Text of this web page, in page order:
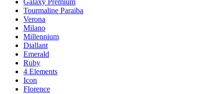
Galaxy Premium
Tourmaline Paraiba
Verona
Milano
Millennium
Diallant
Emerald
Ruby
4 Elements
Icon
Florence